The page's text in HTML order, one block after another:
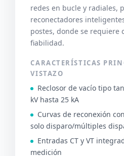
redes en bucle y radiales,
reconectadores
postes, donde se requiere
fiabilidad.
CARACTERÍSTICAS
VISTAZO
Reclosor de vacío tipo
kV hasta 25 kA
Curvas de reconexión
solo disparo/múltiples
Entradas CT y VT
medición